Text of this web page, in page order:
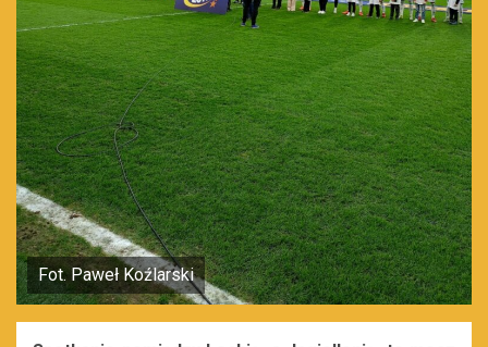
Fot. Paweł Koźlarski